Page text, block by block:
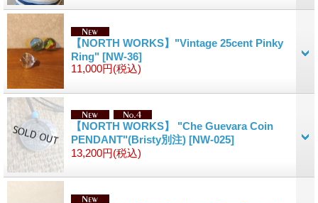
【NORTH WORKS】"Vintage 25cent Pinky
Ring" [NW-36]
11,000円(税込)
【NORTH WORKS】 "Che Guevara Coin
PENDANT"(Bristy別注) [NW-025]
13,200円(税込)